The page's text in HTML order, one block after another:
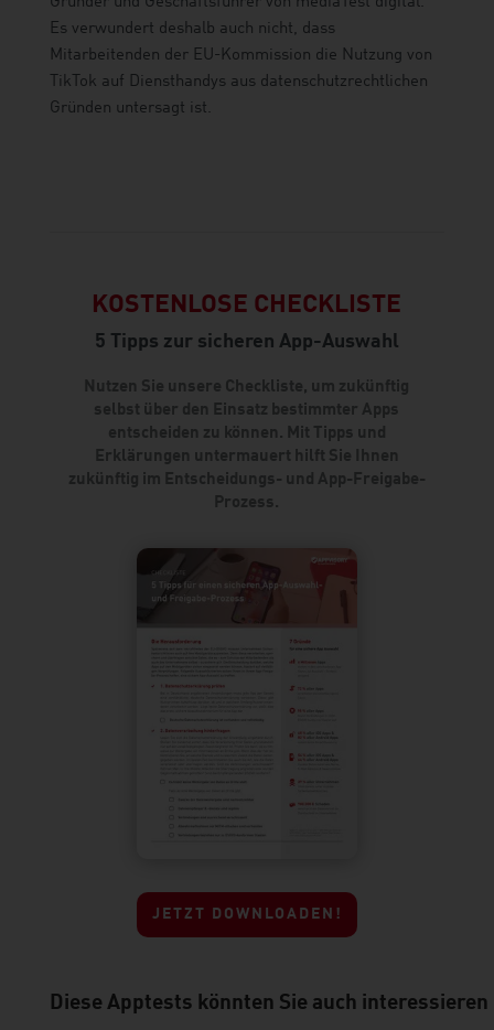
Es verwundert deshalb auch nicht, dass
Mitarbeitenden der EU-Kommission die Nutzung von
TikTok auf Diensthandys aus datenschutzrechtlichen
Gründen untersagt ist.
KOSTENLOSE CHECKLISTE
5 Tipps zur sicheren App-Auswahl
Nutzen Sie unsere Checkliste, um zukünftig
selbst über den Einsatz bestimmter Apps
entscheiden zu können. Mit Tipps und
Erklärungen untermauert hilft Sie Ihnen
zukünftig im Entscheidungs- und App-Freigabe-
Prozess.
JETZT DOWNLOADEN!
Diese Apptests könnten Sie auch interessieren